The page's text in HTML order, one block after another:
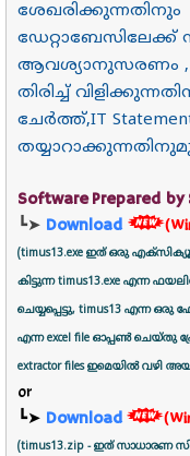
ഡേറ്റാബേസിലേക്ക്
ആവശ്യാനുസരണം ,
തിരിച്ച്
ചേർത്ത്,IT
Software Prepared by
┗➤ Download
(timus13.exe ഇത് ഒരു
കിട്ടുന്ന timus13.exe എന്ന
ചെയ്യപ്പെട്ടു, timus13 എന്ന
എന്ന excel file ഓപ്പൺ ചെയ്തു
extractor files ഇമെയിൽ വഴി
or
┗➤ Download
(timus13.zip - ഇത്